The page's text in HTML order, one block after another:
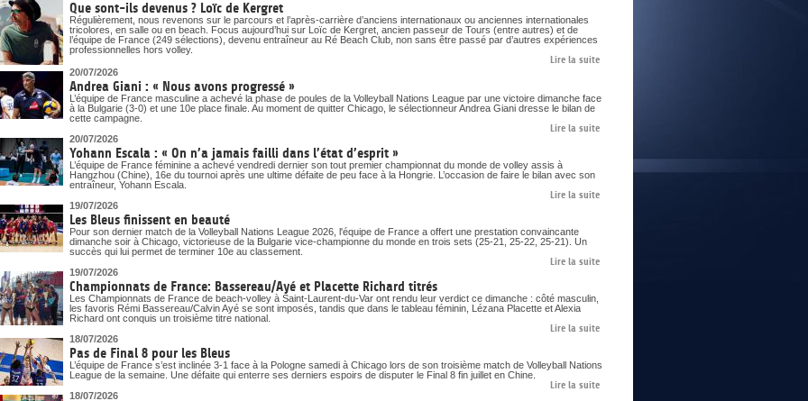
Que sont-ils devenus ? Loïc de Kergret
Régulièrement, nous revenons sur le parcours et l’après-carrière d’anciens internationaux ou anciennes internationales
tricolores, en salle ou en beach. Focus aujourd’hui sur Loïc de Kergret, ancien passeur de Tours (entre autres) et de
l’équipe de France (249 sélections), devenu entraîneur au Ré Beach Club, non sans être passé par d’autres expériences
professionnelles hors volley.
Lire la suite
20/07/2026
Andrea Giani : « Nous avons progressé »
L’équipe de France masculine a achevé la phase de poules de la Volleyball Nations League par une victoire dimanche face
à la Bulgarie (3-0) et une 10e place finale. Au moment de quitter Chicago, le sélectionneur Andrea Giani dresse le bilan de
cette campagne.
Lire la suite
20/07/2026
Yohann Escala : « On n’a jamais failli dans l’état d’esprit »
L’équipe de France féminine a achevé vendredi dernier son tout premier championnat du monde de volley assis à
Hangzhou (Chine), 16e du tournoi après une ultime défaite de peu face à la Hongrie. L’occasion de faire le bilan avec son
entraîneur, Yohann Escala.
Lire la suite
19/07/2026
Les Bleus finissent en beauté
Pour son dernier match de la Volleyball Nations League 2026, l'équipe de France a offert une prestation convaincante
dimanche soir à Chicago, victorieuse de la Bulgarie vice-championne du monde en trois sets (25-21, 25-22, 25-21). Un
succès qui lui permet de terminer 10e au classement.
Lire la suite
19/07/2026
Championnats de France: Bassereau/Ayé et Placette Richard titrés
Les Championnats de France de beach-volley à Saint-Laurent-du-Var ont rendu leur verdict ce dimanche : côté masculin,
les favoris Rémi Bassereau/Calvin Ayé se sont imposés, tandis que dans le tableau féminin, Lézana Placette et Alexia
Richard ont conquis un troisième titre national.
Lire la suite
18/07/2026
Pas de Final 8 pour les Bleus
L’équipe de France s’est inclinée 3-1 face à la Pologne samedi à Chicago lors de son troisième match de Volleyball Nations
League de la semaine. Une défaite qui enterre ses derniers espoirs de disputer le Final 8 fin juillet en Chine.
Lire la suite
18/07/2026